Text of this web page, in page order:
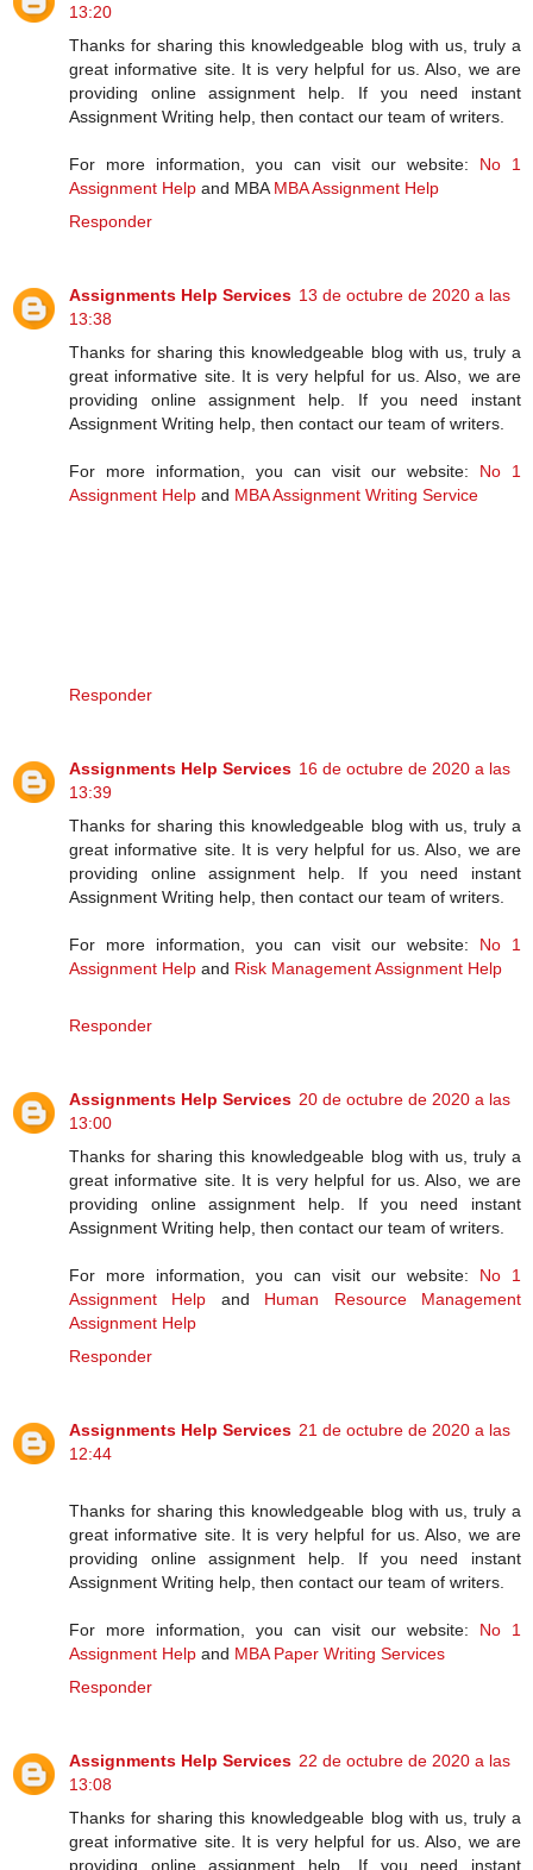
13:20
Thanks for sharing this knowledgeable blog with us, truly a
great informative site. It is very helpful for us. Also, we are
providing online assignment help. If you need instant
Assignment Writing help, then contact our team of writers.
For more information, you can visit our website: No 1
Assignment Help and MBA MBA Assignment Help
Responder
Assignments Help Services 13 de octubre de 2020 a las
13:38
Thanks for sharing this knowledgeable blog with us, truly a
great informative site. It is very helpful for us. Also, we are
providing online assignment help. If you need instant
Assignment Writing help, then contact our team of writers.
For more information, you can visit our website: No 1
Assignment Help and MBA Assignment Writing Service
Responder
Assignments Help Services 16 de octubre de 2020 a las
13:39
Thanks for sharing this knowledgeable blog with us, truly a
great informative site. It is very helpful for us. Also, we are
providing online assignment help. If you need instant
Assignment Writing help, then contact our team of writers.
For more information, you can visit our website: No 1
Assignment Help and Risk Management Assignment Help
Responder
Assignments Help Services 20 de octubre de 2020 a las
13:00
Thanks for sharing this knowledgeable blog with us, truly a
great informative site. It is very helpful for us. Also, we are
providing online assignment help. If you need instant
Assignment Writing help, then contact our team of writers.
For more information, you can visit our website: No 1
Assignment Help and Human Resource Management
Assignment Help
Responder
Assignments Help Services 21 de octubre de 2020 a las
12:44
Thanks for sharing this knowledgeable blog with us, truly a
great informative site. It is very helpful for us. Also, we are
providing online assignment help. If you need instant
Assignment Writing help, then contact our team of writers.
For more information, you can visit our website: No 1
Assignment Help and MBA Paper Writing Services
Responder
Assignments Help Services 22 de octubre de 2020 a las
13:08
Thanks for sharing this knowledgeable blog with us, truly a
great informative site. It is very helpful for us. Also, we are
providing online assignment help. If you need instant